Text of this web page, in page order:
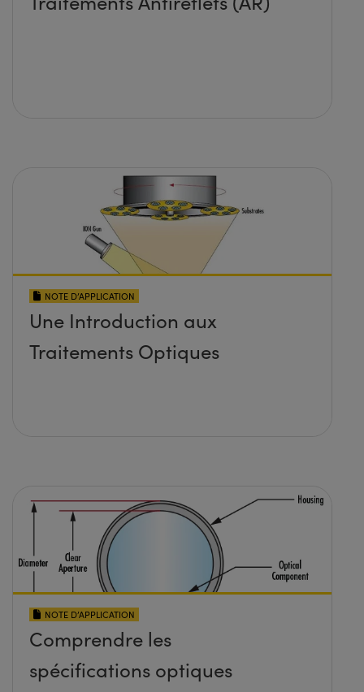
NOTE D’APPLICATION
Une Introduction aux
Traitements Optiques
NOTE D’APPLICATION
Comprendre les
spécifications optiques